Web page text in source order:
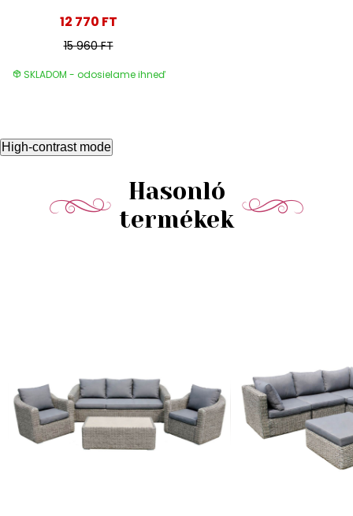
12 770 FT
15 960 FT
SKLADOM - odosielame ihneď
High-contrast mode
Hasonló
termékek